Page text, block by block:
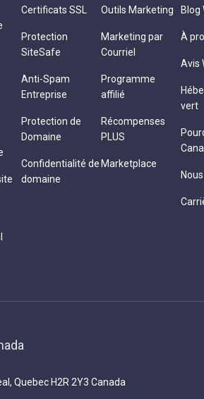
Certificats SSL
Protection
SiteSafe
Anti-Spam
Entreprise
Protection de
Domaine
Confidentialité de
domaine
Outils Marketing
Marketing par
Courriel
Programme
affilié
Récompenses
PLUS
Marketplace
Blog
À
Avis
vert
Quebec H2R 2Y3 Canada